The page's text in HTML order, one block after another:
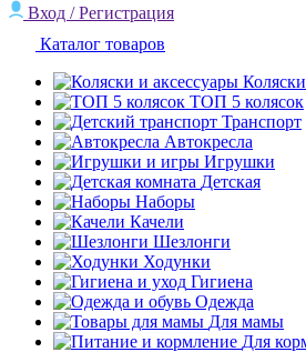
Вход / Регистрация
Каталог товаров
Коляски
ТОП 5 колясок
Транспорт
Автокресла
Игрушки
Детская
Наборы
Качели
Шезлонги
Ходунки
Гигиена
Одежда
Для мамы
Для